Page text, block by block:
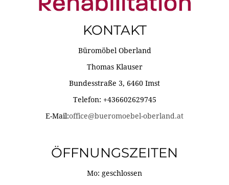
KONTAKT
Büromöbel Oberland
Thomas Klauser
Bundesstraße 3, 6460 Imst
Telefon: +436602629745
E-Mail:office@bueromoebel-oberland.at
ÖFFNUNGSZEITEN
Mo: geschlossen